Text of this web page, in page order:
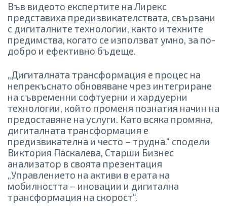
Във видеото експертите на Лирекс
представиха предизвикателствата, свързани
с дигиталните технологии, както и техните
предимства, когато се използват умно, за по-
добро и ефективно бъдеще.
„Дигиталната трансформация е процес на
непрекъснато обновяване чрез интегриране
на съвременни софтуерни и хардуерни
технологии, който променя познатия начин на
предоставяне на услуги. Като всяка промяна,
дигиталната трансформация е
предизвикателна и често – трудна.“ сподели
Виктория Паскалева, Старши Бизнес
анализатор в своята презентация
„Управлението на активи в ерата на
мобилността – иновации и дигитална
трансформация на скорост“.